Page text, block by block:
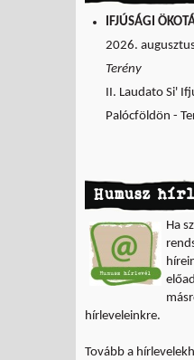
IFJÚSÁGI
2026.
Terény
II. Laudato Si'
Palócföldön -
Humusz
Ha
hírleveleinkre.
Tovább a